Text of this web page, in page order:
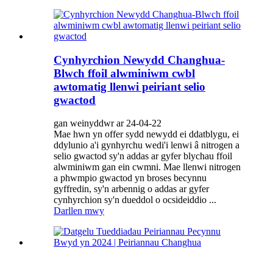
Cynhyrchion Newydd Changhua-
Blwch ffoil alwminiwm cwbl
awtomatig llenwi peiriant selio
gwactod
gan weinyddwr ar 24-04-22
Mae hwn yn offer sydd newydd ei ddatblygu, ei
ddylunio a'i gynhyrchu wedi'i lenwi â nitrogen a
selio gwactod sy'n addas ar gyfer blychau ffoil
alwminiwm gan ein cwmni. Mae llenwi nitrogen
a phwmpio gwactod yn broses becynnu
gyffredin, sy'n arbennig o addas ar gyfer
cynhyrchion sy'n dueddol o ocsideiddio ...
Darllen mwy